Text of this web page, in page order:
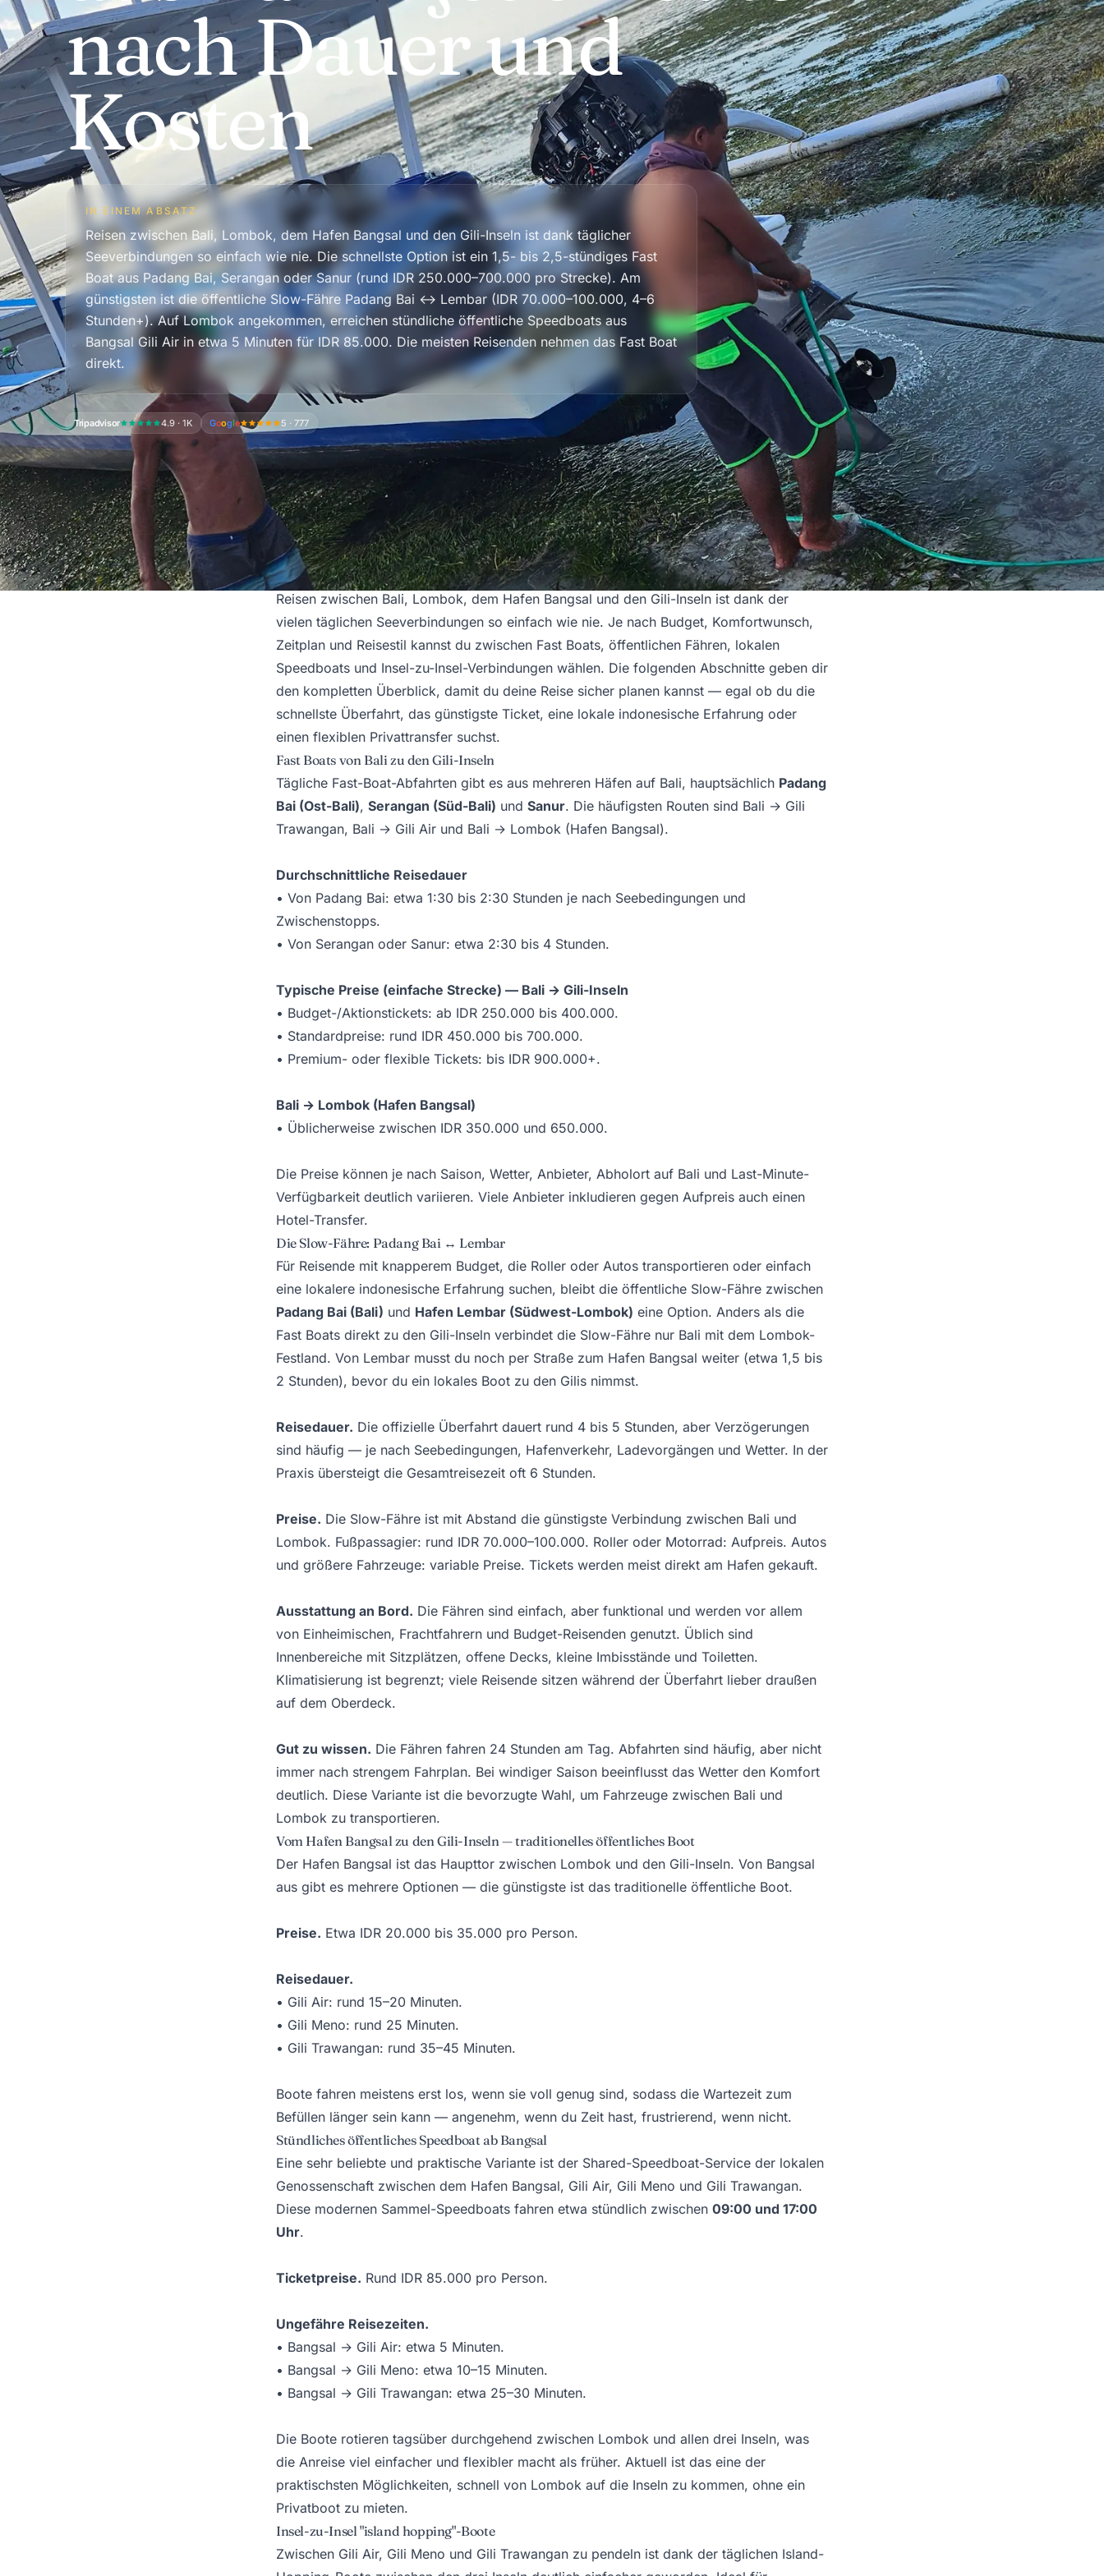
nach Dauer und
Kosten
IN EINEM ABSATZ
Reisen zwischen Bali, Lombok, dem Hafen Bangsal und den Gili-Inseln ist dank täglicher
Seeverbindungen so einfach wie nie. Die schnellste Option ist ein 1,5- bis 2,5-stündiges Fast
Boat aus Padang Bai, Serangan oder Sanur (rund IDR 250.000–700.000 pro Strecke). Am
günstigsten ist die öffentliche Slow-Fähre Padang Bai ↔ Lembar (IDR 70.000–100.000, 4–6
Stunden+). Auf Lombok angekommen, erreichen stündliche öffentliche Speedboats aus
Bangsal Gili Air in etwa 5 Minuten für IDR 85.000. Die meisten Reisenden nehmen das Fast Boat
direkt.
Tripadvisor 4.9 · 1K Google 5 · 777
Per Boot zu den Gili-Inseln und Lombok — der komplette Überblick
Reisen zwischen Bali, Lombok, dem Hafen Bangsal und den Gili-Inseln ist dank der
vielen täglichen Seeverbindungen so einfach wie nie. Je nach Budget, Komfortwunsch,
Zeitplan und Reisestil kannst du zwischen Fast Boats, öffentlichen Fähren, lokalen
Speedboats und Insel-zu-Insel-Verbindungen wählen. Die folgenden Abschnitte geben dir
den kompletten Überblick, damit du deine Reise sicher planen kannst — egal ob du die
schnellste Überfahrt, das günstigste Ticket, eine lokale indonesische Erfahrung oder
einen flexiblen Privattransfer suchst.
Fast Boats von Bali zu den Gili-Inseln
Tägliche Fast-Boat-Abfahrten gibt es aus mehreren Häfen auf Bali, hauptsächlich Padang
Bai (Ost-Bali), Serangan (Süd-Bali) und Sanur. Die häufigsten Routen sind Bali → Gili
Trawangan, Bali → Gili Air und Bali → Lombok (Hafen Bangsal).
Durchschnittliche Reisedauer
• Von Padang Bai: etwa 1:30 bis 2:30 Stunden je nach Seebedingungen und
Zwischenstopps.
• Von Serangan oder Sanur: etwa 2:30 bis 4 Stunden.
Typische Preise (einfache Strecke) — Bali → Gili-Inseln
• Budget-/Aktionstickets: ab IDR 250.000 bis 400.000.
• Standardpreise: rund IDR 450.000 bis 700.000.
• Premium- oder flexible Tickets: bis IDR 900.000+.
Bali → Lombok (Hafen Bangsal)
• Üblicherweise zwischen IDR 350.000 und 650.000.
Die Preise können je nach Saison, Wetter, Anbieter, Abholort auf Bali und Last-Minute-
Verfügbarkeit deutlich variieren. Viele Anbieter inkludieren gegen Aufpreis auch einen
Hotel-Transfer.
Die Slow-Fähre: Padang Bai ↔ Lembar
Für Reisende mit knapperem Budget, die Roller oder Autos transportieren oder einfach
eine lokalere indonesische Erfahrung suchen, bleibt die öffentliche Slow-Fähre zwischen
Padang Bai (Bali) und Hafen Lembar (Südwest-Lombok) eine Option. Anders als die
Fast Boats direkt zu den Gili-Inseln verbindet die Slow-Fähre nur Bali mit dem Lombok-
Festland. Von Lembar musst du noch per Straße zum Hafen Bangsal weiter (etwa 1,5 bis
2 Stunden), bevor du ein lokales Boot zu den Gilis nimmst.
Reisedauer. Die offizielle Überfahrt dauert rund 4 bis 5 Stunden, aber Verzögerungen
sind häufig — je nach Seebedingungen, Hafenverkehr, Ladevorgängen und Wetter. In der
Praxis übersteigt die Gesamtreisezeit oft 6 Stunden.
Preise. Die Slow-Fähre ist mit Abstand die günstigste Verbindung zwischen Bali und
Lombok. Fußpassagier: rund IDR 70.000–100.000. Roller oder Motorrad: Aufpreis. Autos
und größere Fahrzeuge: variable Preise. Tickets werden meist direkt am Hafen gekauft.
Ausstattung an Bord. Die Fähren sind einfach, aber funktional und werden vor allem
von Einheimischen, Frachtfahrern und Budget-Reisenden genutzt. Üblich sind
Innenbereiche mit Sitzplätzen, offene Decks, kleine Imbisstände und Toiletten.
Klimatisierung ist begrenzt; viele Reisende sitzen während der Überfahrt lieber draußen
auf dem Oberdeck.
Gut zu wissen. Die Fähren fahren 24 Stunden am Tag. Abfahrten sind häufig, aber nicht
immer nach strengem Fahrplan. Bei windiger Saison beeinflusst das Wetter den Komfort
deutlich. Diese Variante ist die bevorzugte Wahl, um Fahrzeuge zwischen Bali und
Lombok zu transportieren.
Vom Hafen Bangsal zu den Gili-Inseln — traditionelles öffentliches Boot
Der Hafen Bangsal ist das Haupttor zwischen Lombok und den Gili-Inseln. Von Bangsal
aus gibt es mehrere Optionen — die günstigste ist das traditionelle öffentliche Boot.
Preise. Etwa IDR 20.000 bis 35.000 pro Person.
Reisedauer.
• Gili Air: rund 15–20 Minuten.
• Gili Meno: rund 25 Minuten.
• Gili Trawangan: rund 35–45 Minuten.
Boote fahren meistens erst los, wenn sie voll genug sind, sodass die Wartezeit zum
Befüllen länger sein kann — angenehm, wenn du Zeit hast, frustrierend, wenn nicht.
Stündliches öffentliches Speedboat ab Bangsal
Eine sehr beliebte und praktische Variante ist der Shared-Speedboat-Service der lokalen
Genossenschaft zwischen dem Hafen Bangsal, Gili Air, Gili Meno und Gili Trawangan.
Diese modernen Sammel-Speedboats fahren etwa stündlich zwischen 09:00 und 17:00
Uhr.
Ticketpreise. Rund IDR 85.000 pro Person.
Ungefähre Reisezeiten.
• Bangsal → Gili Air: etwa 5 Minuten.
• Bangsal → Gili Meno: etwa 10–15 Minuten.
• Bangsal → Gili Trawangan: etwa 25–30 Minuten.
Die Boote rotieren tagsüber durchgehend zwischen Lombok und allen drei Inseln, was
die Anreise viel einfacher und flexibler macht als früher. Aktuell ist das eine der
praktischsten Möglichkeiten, schnell von Lombok auf die Inseln zu kommen, ohne ein
Privatboot zu mieten.
Insel-zu-Insel "island hopping"-Boote
Zwischen Gili Air, Gili Meno und Gili Trawangan zu pendeln ist dank der täglichen Island-